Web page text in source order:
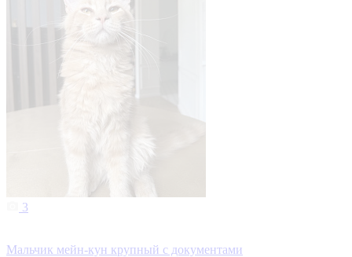
3
Мальчик мейн-кун крупный с документами